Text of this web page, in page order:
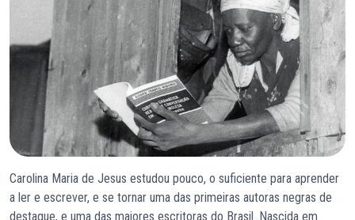
Carolina Maria de Jesus estudou pouco, o suficiente para aprender
a ler e escrever, e se tornar uma das primeiras autoras negras de
destaque, e uma das maiores escritoras do Brasil. Nascida em